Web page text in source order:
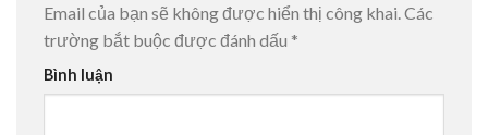
Email của bạn sẽ không được hiển thị công khai.Các
trường bắt buộc được đánh dấu *
Bình luận